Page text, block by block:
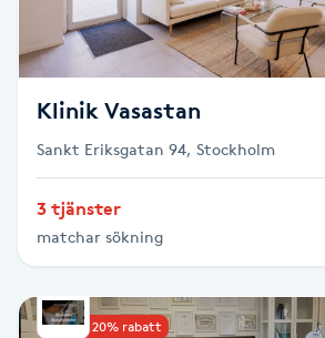
Megavolymfransar
Melasma
MicroPen
Klinik Vasastan
Sankt Eriksgatan 94, Stockholm
3 tjänster
matchar sökning
Upp till 20% rabatt